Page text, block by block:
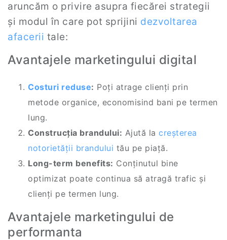
aruncăm o privire asupra fiecărei strategii
și modul în care pot sprijini dezvoltarea
afacerii tale:
Avantajele marketingului digital
Costuri reduse: Poți atrage clienți prin
metode organice, economisind bani pe termen
lung.
Construcția brandului: Ajută la creșterea
notorietății brandului tău pe piață.
Long-term benefits: Conținutul bine
optimizat poate continua să atragă trafic și
clienți pe termen lung.
Avantajele marketingului de
performanta